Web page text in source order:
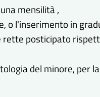
mensilità ,
o l'inserimento in
rette posticipato
del minore, per